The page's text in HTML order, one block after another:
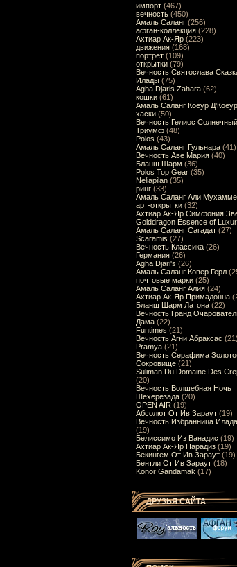
импорт(467)
вечность(450)
Амаль Саланг(256)
афган-коллекция(228)
Ахтиар Ак-Яр(223)
движения(168)
портрет(109)
открытки(79)
Вечность Святослава
Илады(75)
Agha Djaris Zahara(62)
кошки(61)
Амаль Саланг Коеур
хаски(50)
Вечность Гелиос Солнечный
Триумф(48)
Polos (43)
Амаль Саланг Гульнара(41)
Вечность Аве Мария(40)
Бланш Шарм (36)
Polos Top Gear(35)
Neliapilan(35)
ринг(33)
Амаль Саланг Али
арт-открытки(32)
Ахтиар Ак-Яр Симфония
Golddragon Essence of
Амаль Саланг Сагадат(27)
Scaramis (27)
Вечность Классика(26)
Германия(26)
Agha Djari's (26)
Амаль Саланг Ковер Герл
почтовые марки(25)
Амаль Саланг Алия(24)
Ахтиар Ак-Яр Примадонна
Бланш Шарм Латона(22)
Вечность Гранд
Дама(22)
Funtimes (21)
Вечность Агни Абраксас (21)
Pramya(21)
Вечность Серафима
Сокровище(21)
Suliman Du Domaine Des
(20)
Вечность Волшебная Ночь
Шехерезада(20)
OPEN AIR (19)
Абсолют От Ив Зараут(19)
Вечность Избранница
(19)
Белиссимо Из Ванадис (19)
Ахтиар Ак-Яр Парадиз(19)
Бекингем От Ив Зараут(19)
Бентли От Ив Зараут(18)
Konor Gandamak (17)
ДРУЗЬЯ САЙТА